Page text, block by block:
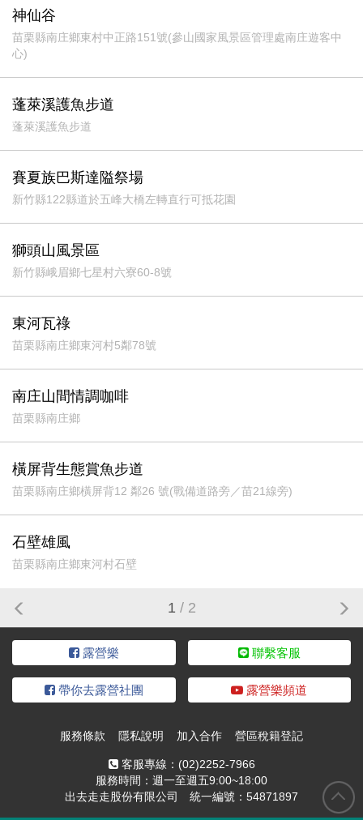
神仙谷
苗栗縣南庄鄉東村中正路151號(參山國家風景區管理處南庄遊客中
心)
蓬萊溪護魚步道
蓬萊溪護魚步道
賽夏族巴斯達隘祭場
新竹縣122縣道於五峰大橋左轉直行可抵花園
獅頭山風景區
新竹縣峨眉鄉七星村六寮60-8號
東河瓦祿
苗栗縣南庄鄉東河村5鄰78號
南庄山間情調咖啡
苗栗縣南庄鄉
橫屏背生態賞魚步道
苗栗縣南庄鄉橫屏背12 鄰26 號(戰備道路旁／苗21線旁)
石壁雄風
苗栗縣南庄鄉東河村石壁
1 / 2
露營樂 聯繫客服
帶你去露營社團 露營樂頻道
服務條款 隱私說明 加入合作 營區稅籍登記
客服專線： (02)2252-7966
服務時間：週一至週五9:00~18:00
出去走走股份有限公司 統一編號：54871897